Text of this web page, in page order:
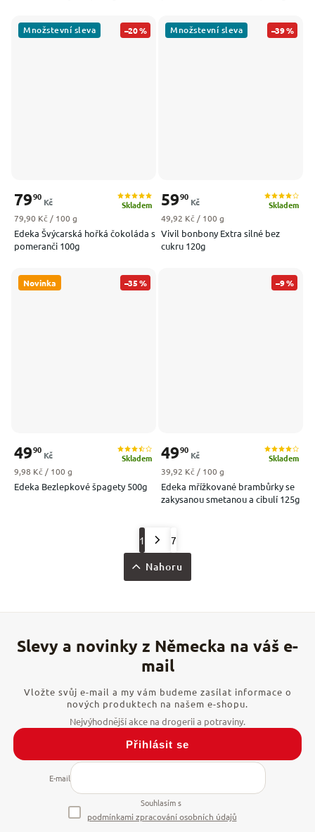
Množstevní sleva –20 %
Edeka Švýcarská hořká čokoláda s
pomeranči 100g
Skladem
7990
Kč
Měrná cena:
79,90 Kč / 100 g
Množstevní sleva –39 %
Vivil bonbony Extra silné bez
cukru 120g
Skladem
5990
Kč
Měrná cena:
49,92 Kč / 100 g
Novinka –35 %
Edeka Bezlepkové špagety 500g
Skladem
4990
Kč
Měrná cena:
9,98 Kč / 100 g
–9 %
Edeka mřížkované brambůrky se
zakysanou smetanou a cibulí 125g
Skladem
4990
Kč
Měrná cena:
39,92 Kč / 100 g
1 7
Nahoru
Vložte svůj e-mail a my vám budeme zasílat informace o
nových produktech na našem e-shopu.
E-mail
Souhlasím s
podmínkami zpracování osobních údajů
Přihlásit se